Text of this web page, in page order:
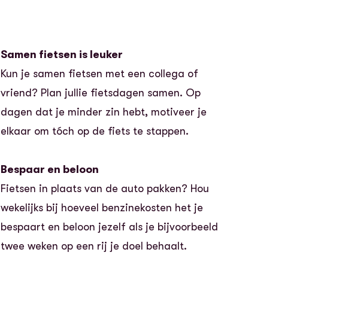
Samen fietsen is leuker
Kun je samen fietsen met een collega of
vriend? Plan jullie fietsdagen samen. Op
dagen dat je minder zin hebt, motiveer je
elkaar om tóch op de fiets te stappen.
Bespaar en beloon
Fietsen in plaats van de auto pakken? Hou
wekelijks bij hoeveel benzinekosten het je
bespaart en beloon jezelf als je bijvoorbeeld
twee weken op een rij je doel behaalt.